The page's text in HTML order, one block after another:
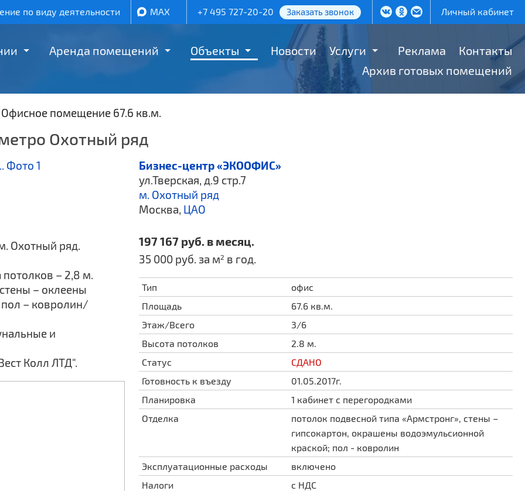
по виду деятельности MAX +7 495 727-20-20 Заказать звонок Личный кабинет
Аренда помещений Объекты Новости Услуги Реклама
Контакты
Архив готовых помещений
Офисное помещение 67.6 кв.м.
Охотный ряд
Охотный ряд.
потолков – 2,8 м.
– оклеены
– ковролин/
и
Колл ЛТД".
Бизнес-центр «ЭКООФИС»
ул.Тверская, д.9 стр.7
м. Охотный ряд
Москва, ЦАО
197 167 руб. в месяц.
35 000 руб. за м2 в год.
Тип
офис
Площадь
67.6 кв.м.
Этаж/Всего
3/6
Высота потолков
2.8 м.
Статус
СДАНО
Готовность к въезду
01.05.2017г.
Планировка
1 кабинет с перегородками
Отделка
потолок подвесной типа «Армстронг», стены –
гипсокартон, окрашены водоэмульсионной
краской; пол - ковролин
Эксплуатационные расходы
включено
Налоги
с НДС